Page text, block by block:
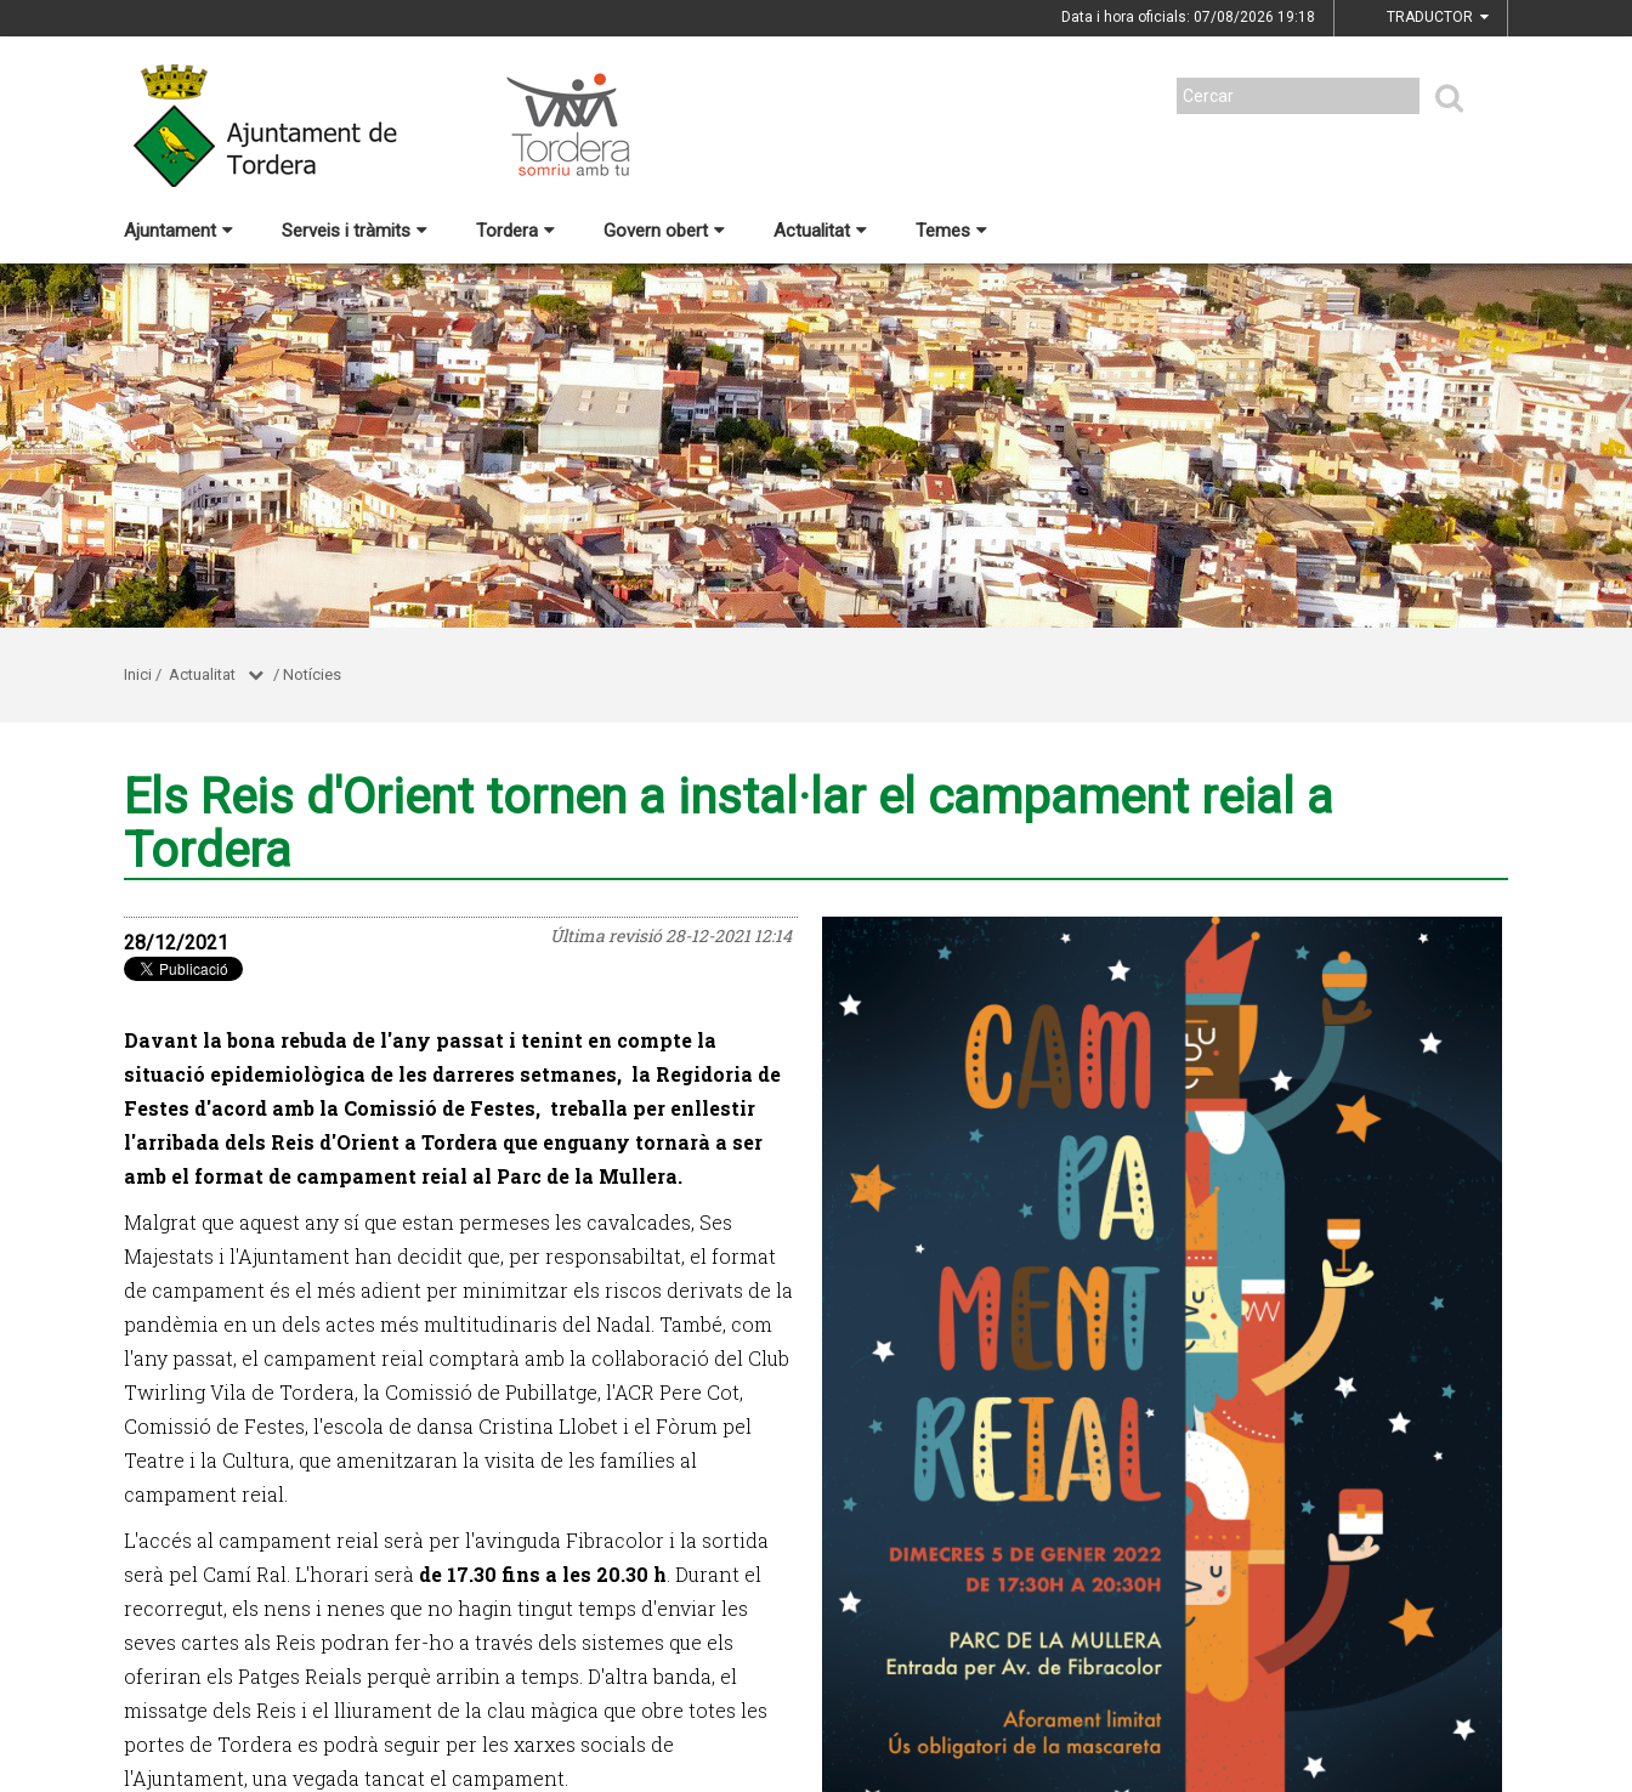
Data i hora oficials: 07/08/2026 19:18 TRADUCTOR
Ajuntament Serveis i tràmits Tordera Govern obert Actualitat Temes
Inici / Actualitat / Notícies
Els Reis d'Orient tornen a instal·lar el campament reial a
Tordera
Última revisió28-12-2021 12:14
28/12/2021
Davant la bona rebuda de l'any passat i tenint en compte la
situació epidemiològica de les darreres setmanes, la Regidoria de
Festes d'acord amb la Comissió de Festes, treballa per enllestir
l'arribada dels Reis d'Orient a Tordera que enguany tornarà a ser
amb el format de campament reial al Parc de la Mullera.
Malgrat que aquest any sí que estan permeses les cavalcades, Ses
Majestats i l'Ajuntament han decidit que, per responsabiltat, el format
de campament és el més adient per minimitzar els riscos derivats de la
pandèmia en un dels actes més multitudinaris del Nadal. També, com
l'any passat, el campament reial comptarà amb la col·laboració del Club
Twirling Vila de Tordera, la Comissió de Pubillatge, l'ACR Pere Cot,
Comissió de Festes, l'escola de dansa Cristina Llobet i el Fòrum pel
Teatre i la Cultura, que amenitzaran la visita de les famílies al
campament reial.
L'accés al campament reial serà per l'avinguda Fibracolor i la sortida
serà pel Camí Ral. L'horari serà de 17.30 fins a les 20.30 h . Durant el
recorregut, els nens i nenes que no hagin tingut temps d'enviar les
seves cartes als Reis podran fer-ho a través dels sistemes que els
oferiran els Patges Reials perquè arribin a temps. D'altra banda, el
missatge dels Reis i el lliurament de la clau màgica que obre totes les
portes de Tordera es podrà seguir per les xarxes socials de
l'Ajuntament, una vegada tancat el campament.